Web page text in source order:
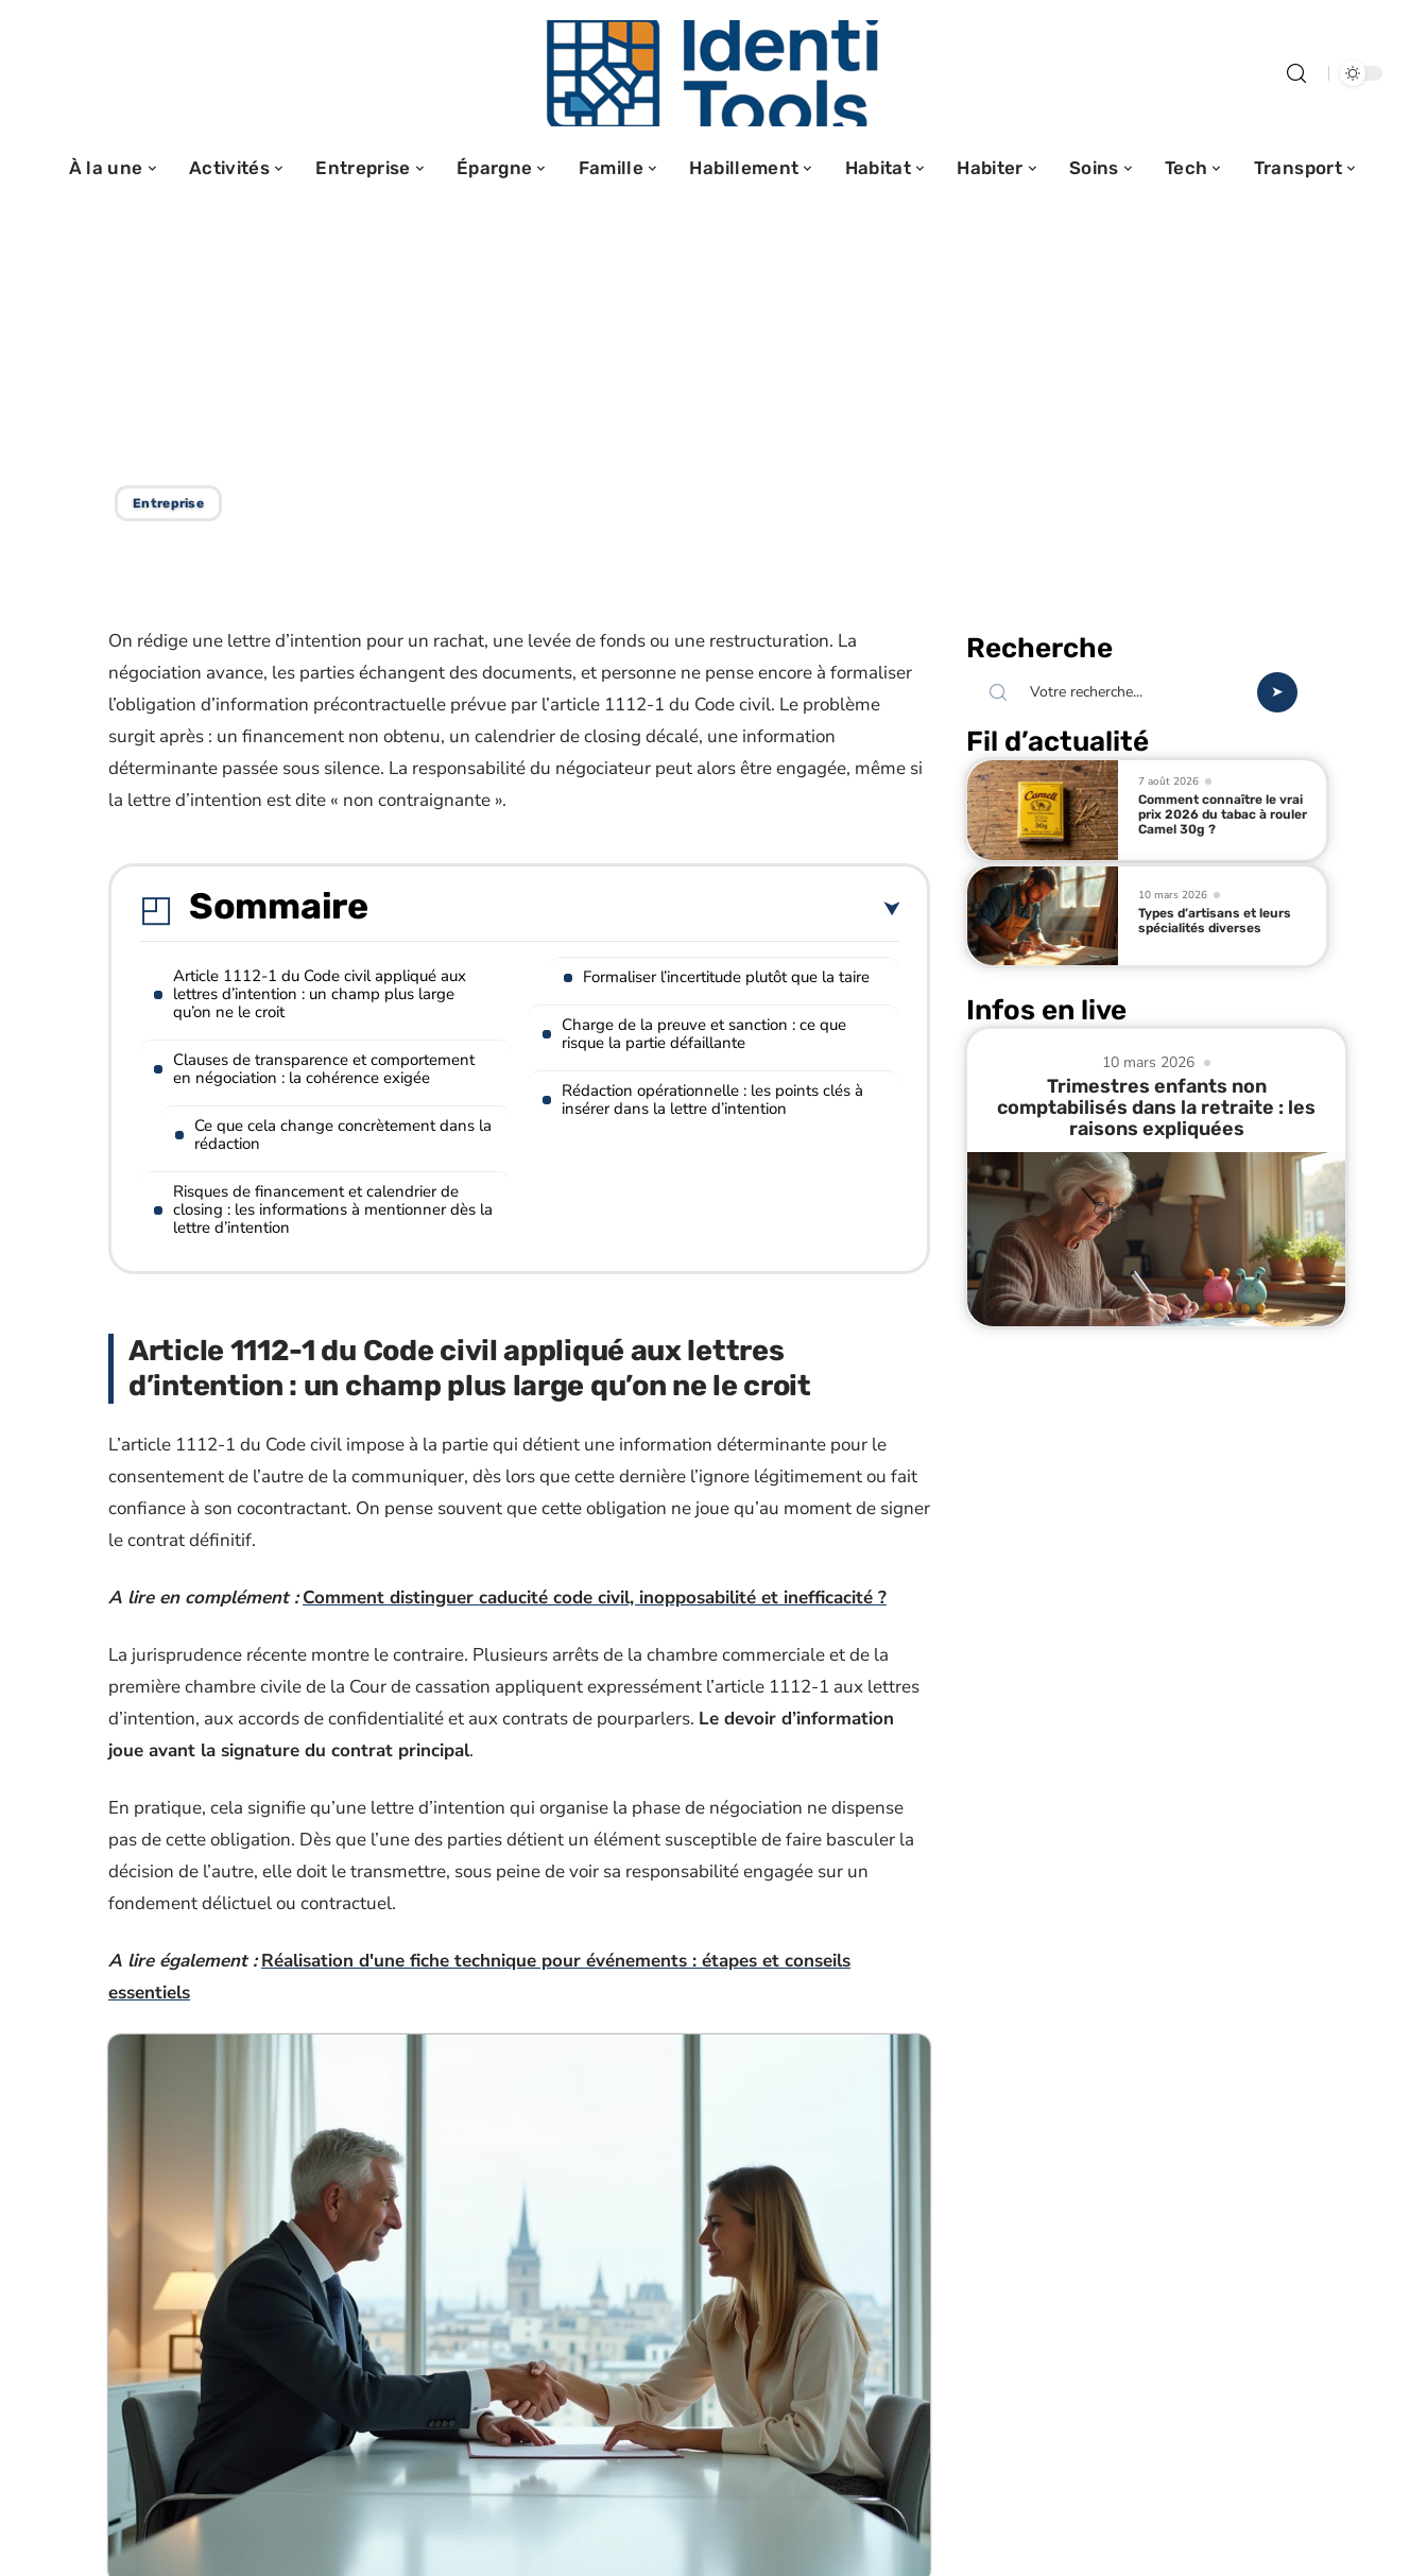
À la une Activités Entreprise Épargne Famille Habillement Habitat Habiter Soins Tech Transport
Entreprise
On rédige une lettre d’intention pour un rachat, une levée de fonds ou une restructuration. La
négociation avance, les parties échangent des documents, et personne ne pense encore à formaliser
l’obligation d’information précontractuelle prévue par l’article 1112-1 du Code civil. Le problème
surgit après : un financement non obtenu, un calendrier de closing décalé, une information
déterminante passée sous silence. La responsabilité du négociateur peut alors être engagée, même si
la lettre d’intention est dite « non contraignante ».
Sommaire
Article 1112-1 du Code civil appliqué aux
lettres d’intention : un champ plus large
qu’on ne le croit
Clauses de transparence et comportement
en négociation : la cohérence exigée
Ce que cela change concrètement dans la
rédaction
Risques de financement et calendrier de
closing : les informations à mentionner dès la
lettre d’intention
Formaliser l’incertitude plutôt que la taire
Charge de la preuve et sanction : ce que
risque la partie défaillante
Rédaction opérationnelle : les points clés à
insérer dans la lettre d’intention
Article 1112-1 du Code civil appliqué aux lettres
d’intention : un champ plus large qu’on ne le croit
L’article 1112-1 du Code civil impose à la partie qui détient une information déterminante pour le
consentement de l’autre de la communiquer, dès lors que cette dernière l’ignore légitimement ou fait
confiance à son cocontractant. On pense souvent que cette obligation ne joue qu’au moment de signer
le contrat définitif.
A lire en complément : Comment distinguer caducité code civil, inopposabilité et inefficacité ?
La jurisprudence récente montre le contraire. Plusieurs arrêts de la chambre commerciale et de la
première chambre civile de la Cour de cassation appliquent expressément l’article 1112-1 aux lettres
d’intention, aux accords de confidentialité et aux contrats de pourparlers. Le devoir d’information
joue avant la signature du contrat principal.
En pratique, cela signifie qu’une lettre d’intention qui organise la phase de négociation ne dispense
pas de cette obligation. Dès que l’une des parties détient un élément susceptible de faire basculer la
décision de l’autre, elle doit le transmettre, sous peine de voir sa responsabilité engagée sur un
fondement délictuel ou contractuel.
A lire également : Réalisation d'une fiche technique pour événements : étapes et conseils
essentiels
Recherche
Fil d’actualité
7 août 2026
Comment connaître le vrai
prix 2026 du tabac à rouler
Camel 30g ?
10 mars 2026
Types d’artisans et leurs
spécialités diverses
Infos en live
10 mars 2026
Trimestres enfants non
comptabilisés dans la retraite : les
raisons expliquées